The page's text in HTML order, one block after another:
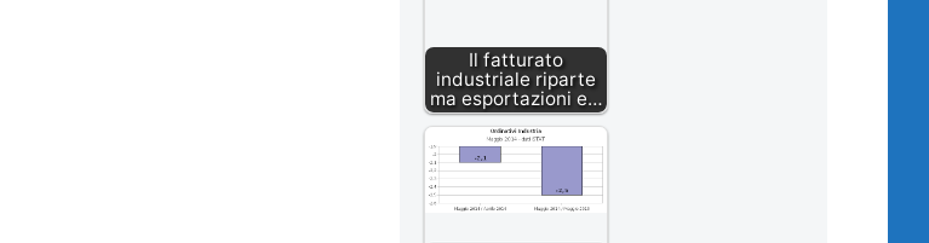
Il fatturato
industriale riparte
ma esportazioni e…